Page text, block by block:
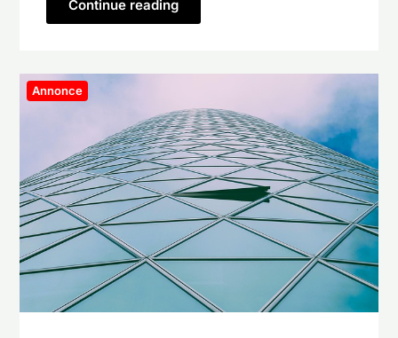
Continue reading
Annonce